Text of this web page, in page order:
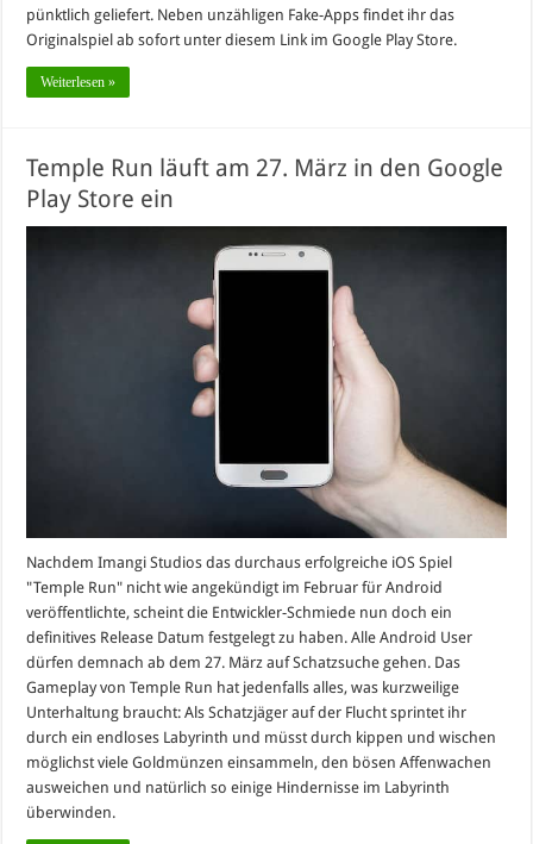
pünktlich geliefert. Neben unzähligen Fake-Apps findet ihr das
Originalspiel ab sofort unter diesem Link im Google Play Store.
Weiterlesen »
Temple Run läuft am 27. März in den Google
Play Store ein
Nachdem Imangi Studios das durchaus erfolgreiche iOS Spiel
"Temple Run" nicht wie angekündigt im Februar für Android
veröffentlichte, scheint die Entwickler-Schmiede nun doch ein
definitives Release Datum festgelegt zu haben. Alle Android User
dürfen demnach ab dem 27. März auf Schatzsuche gehen. Das
Gameplay von Temple Run hat jedenfalls alles, was kurzweilige
Unterhaltung braucht: Als Schatzjäger auf der Flucht sprintet ihr
durch ein endloses Labyrinth und müsst durch kippen und wischen
möglichst viele Goldmünzen einsammeln, den bösen Affenwachen
ausweichen und natürlich so einige Hindernisse im Labyrinth
überwinden.